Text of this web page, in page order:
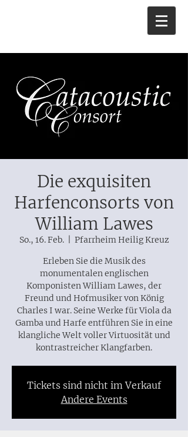
Die exquisiten
Harfenconsorts von
William Lawes
So., 16. Feb.
  |
Pfarrheim Heilig Kreuz
Erleben Sie die Musik des
monumentalen englischen
Komponisten William Lawes, der
Freund und Hofmusiker von König
Charles I war. Seine Werke für Viola da
Gamba und Harfe entführen Sie in eine
klangliche Welt voller Virtuosität und
kontrastreicher Klangfarben.
Tickets sind nicht im Verkauf
Andere Events